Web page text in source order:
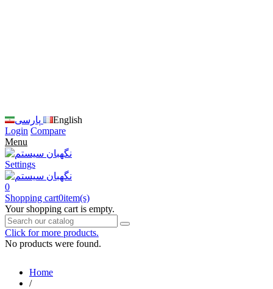
پارسی
English
Login Compare
Menu
Settings
0
Shopping cart0item(s)
Your shopping cart is empty.
Click for more products.
No products were found.
Home
/